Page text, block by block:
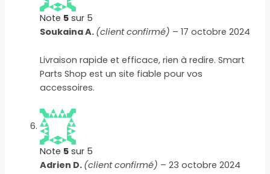
Note 5 sur 5
Soukaina A. (client confirmé) – 17 octobre 2024
Livraison rapide et efficace, rien à redire. Smart
Parts Shop est un site fiable pour vos
accessoires.
Note 5 sur 5
Adrien D. (client confirmé) – 23 octobre 2024